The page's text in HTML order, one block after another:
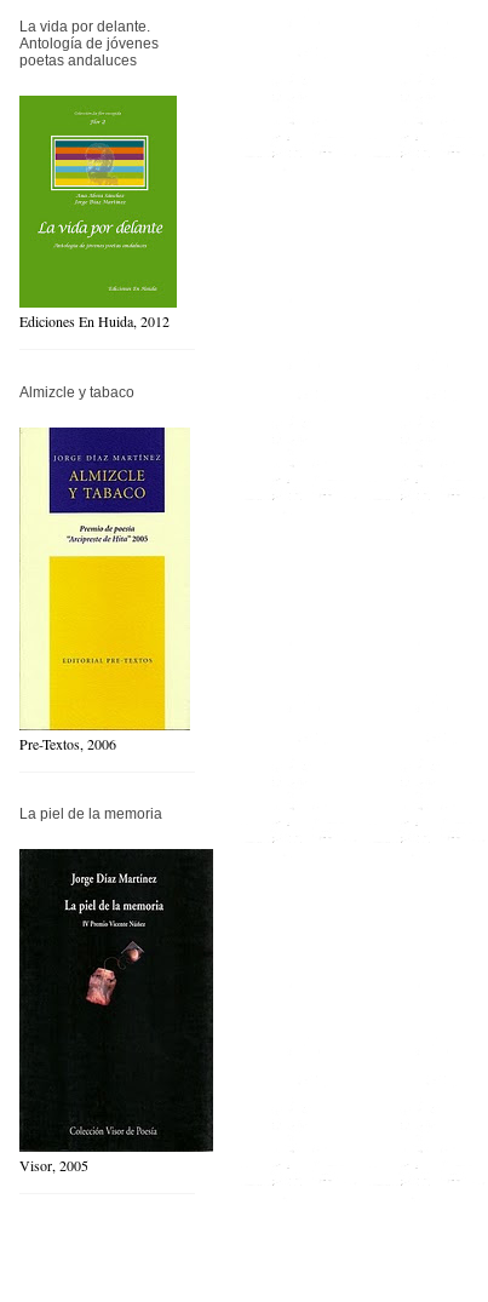
La vida por delante.
Antología de jóvenes
poetas andaluces
Ediciones En Huida, 2012
Almizcle y tabaco
Pre-Textos, 2006
La piel de la memoria
Visor, 2005